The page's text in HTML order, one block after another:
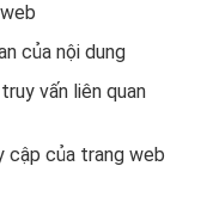
của nội dung
vấn liên quan
cập của trang web